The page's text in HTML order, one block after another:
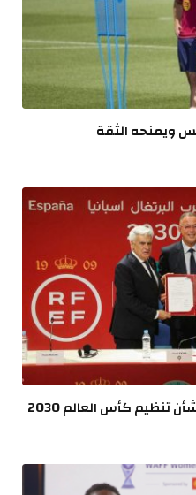
ويمنحه الثقة
تنظيم كأس العالم 2030